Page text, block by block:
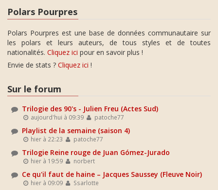
Polars Pourpres
Polars Pourpres est une base de données communautaire sur
les polars et leurs auteurs, de tous styles et de toutes
nationalités. Cliquez ici pour en savoir plus !
Envie de stats ? Cliquez ici !
Sur le forum
Trilogie des 90's - Julien Freu (Actes Sud)
aujourd'hui à 09:39 patoche77
Playlist de la semaine (saison 4)
hier à 22:23 patoche77
Trilogie Reine rouge de Juan Gómez-Jurado
hier à 19:59 norbert
Ce qu'il faut de haine – Jacques Saussey (Fleuve Noir)
hier à 09:09 Ssarlotte